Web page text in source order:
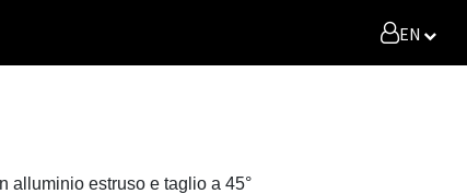
EN
alluminio estruso e taglio a 45°